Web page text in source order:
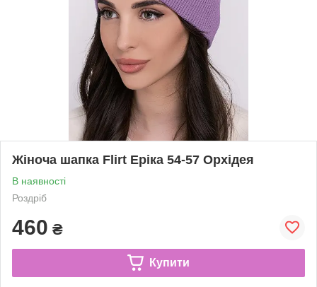
Жіноча шапка Flirt Еріка 54-57 Орхідея
В наявності
Роздріб
460 ₴
Купити